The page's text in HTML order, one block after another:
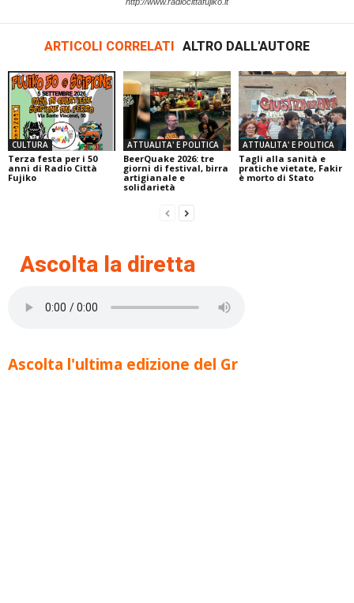
ARTICOLI CORRELATI ALTRO DALL'AUTORE
CULTURA
Terza festa per i 50
anni di Radio Città
Fujiko
ATTUALITA' E POLITICA
BeerQuake 2026: tre
giorni di festival, birra
artigianale e
solidarietà
ATTUALITA' E POLITICA
Tagli alla sanità e
pratiche vietate, Fakir
è morto di Stato
Ascolta la diretta
Ascolta l'ultima edizione del Gr